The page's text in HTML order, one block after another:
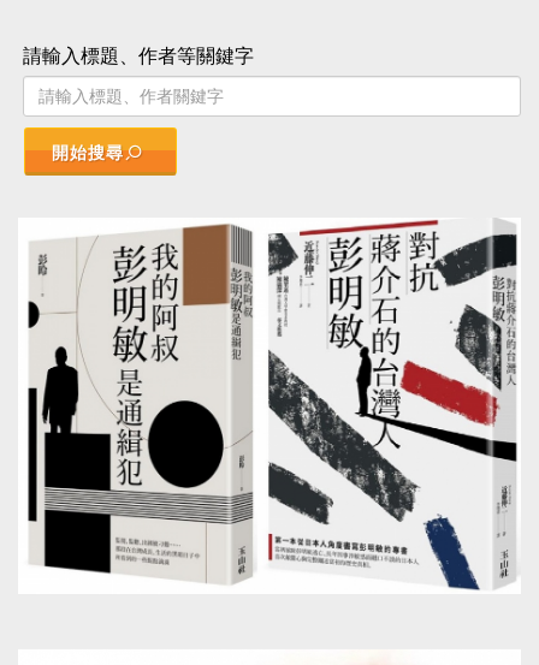
請輸入標題、作者等關鍵字
開始搜尋